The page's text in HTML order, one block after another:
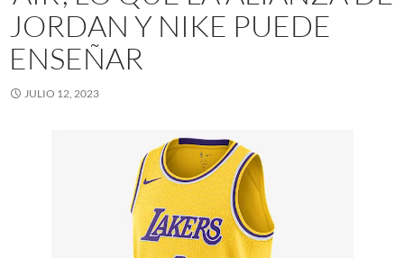
JORDAN Y NIKE PUEDE
ENSEÑAR
JULIO 12, 2023